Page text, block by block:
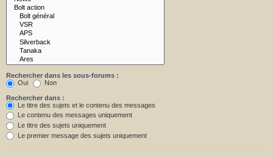
Rechercher dans les sous-forums :
Oui
Non
Rechercher dans :
Le titre des sujets et le contenu des messages
Le contenu des messages uniquement
Le titre des sujets uniquement
Le premier message des sujets uniquement